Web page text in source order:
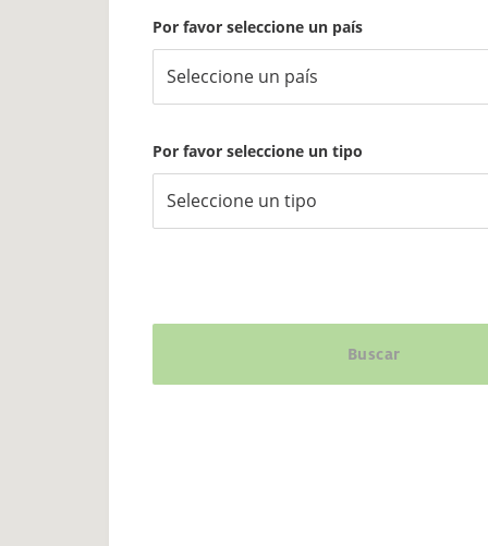
Por favor seleccione un país
Seleccione un país
Por favor seleccione un tipo
Seleccione un tipo
Buscar